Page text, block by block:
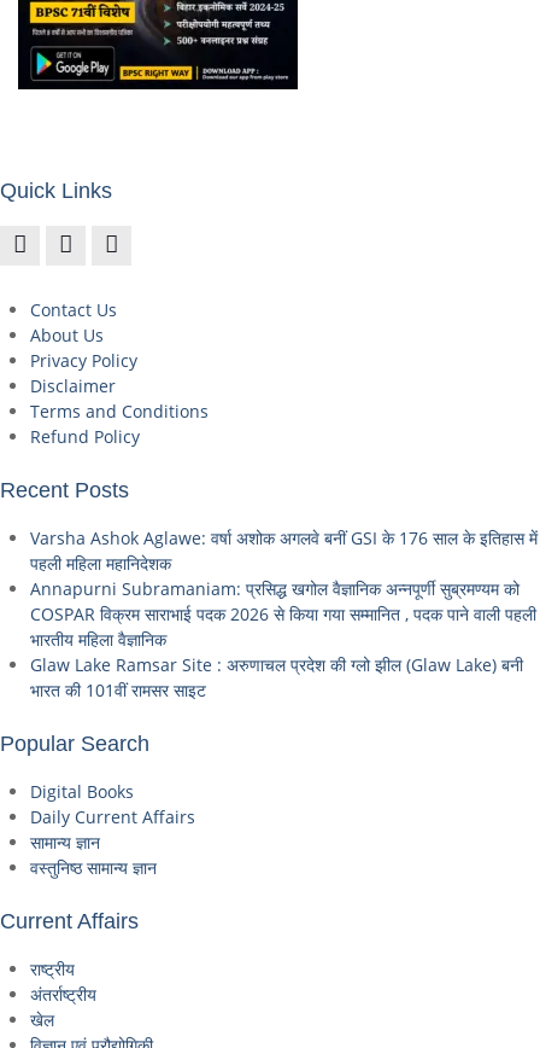
Quick Links
Contact Us
About Us
Privacy Policy
Disclaimer
Terms and Conditions
Refund Policy
Recent Posts
Varsha Ashok Aglawe: वर्षा अशोक अगलवे बनीं GSI के 176 साल के इतिहास में
पहली महिला महानिदेशक
Annapurni Subramaniam: प्रसिद्ध खगोल वैज्ञानिक अन्नपूर्णी सुब्रमण्यम को
COSPAR विक्रम साराभाई पदक 2026 से किया गया सम्मानित , पदक पाने वाली पहली
भारतीय महिला वैज्ञानिक
Glaw Lake Ramsar Site : अरुणाचल प्रदेश की ग्लो झील (Glaw Lake) बनी
भारत की 101वीं रामसर साइट
Popular Search
Digital Books
Daily Current Affairs
सामान्य ज्ञान
वस्तुनिष्ठ सामान्य ज्ञान
Current Affairs
राष्ट्रीय
अंतर्राष्ट्रीय
खेल